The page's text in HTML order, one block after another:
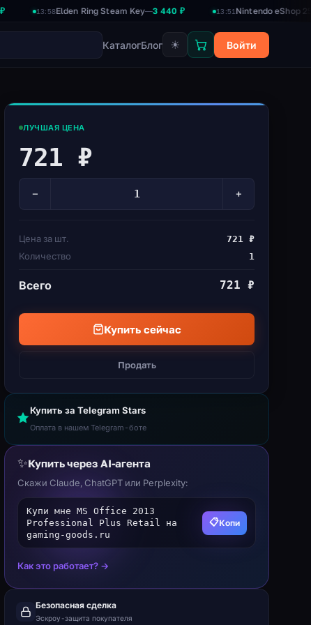
13:58 Elden Ring Steam Key—3 440 ₽ 13:51 Nintendo eShop 2500₽— 2
КаталогБлог ☀ Войти
ЛУЧШАЯ ЦЕНА
721 ₽
− +
Цена за шт. 721 ₽
Количество 1
Всего 721 ₽
Купить сейчас
Продать
Купить за Telegram Stars
Оплата в нашем Telegram-боте
✨Купить через AI-агента
Скажи Claude, ChatGPT или Perplexity:
Купи мне MS Office 2013
Professional Plus Retail на
gaming-goods.ru
📋Копи
Как это работает? →
Безопасная сделка
Эскроу-защита покупателя